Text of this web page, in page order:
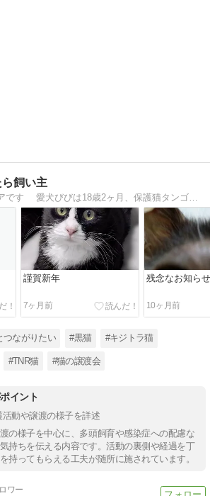
飼い主
個人猫ボランティアです 愛犬びびは18歳2ヶ月、保護猫タンゴは推定15歳でお空へ 現在、保護猫含め9猫の日常とＴＮＲ猫15匹の毎日のえさやりの様子などを不定期に綴っております
謹賀新年
7ヶ月前
残念なお知らせ
10ヶ月前
つながりたい #黒猫 #キジトラ猫
#TNR猫 #猫の譲渡会
イント
活動や譲渡の様子を詳述
の様子を中心に、多頭飼育や感染症への配慮な
持ちを伝える内容です。活動の裏側や経過を丁
持ってもらえる工夫が随所に施されています。